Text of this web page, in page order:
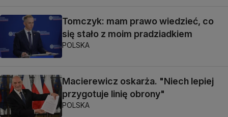
Tomczyk: mam prawo wiedzieć, co
się stało z moim pradziadkiem
POLSKA
Macierewicz oskarża. "Niech lepiej
przygotuje linię obrony"
POLSKA